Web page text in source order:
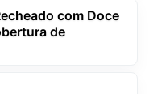
com Doce
de